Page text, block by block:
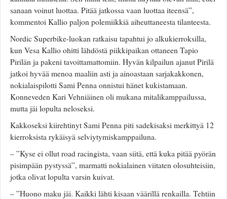
sanaan voinut luottaa. Pitää jatkossa vaan luottaa iteensä”,
kommentoi Kallio paljon polemiikkiä aiheuttaneesta tilanteesta.
Nordic Superbike-luokan ratkaisu tapahtui jo alkukierroksilla,
kun Vesa Kallio ohitti lähdöstä piikkipaikan ottaneen Tapio
Pirilän ja pakeni tavoittamattomiin. Hyvän kilpailun ajanut Pirilä
jatkoi hyvää menoa maaliin asti ja ainoastaan sarjakakkonen,
nokialaispilotti Sami Penna onnistui hänet kukistamaan.
Konneveden Kari Vehniäinen oli mukana mitalikamppailussa,
mutta jäi lopulta neloseksi.
Kakkoseksi kiirehtinyt Sami Penna piti sadekisaksi merkittyä 12
kierroksista rykäisyä selviytymiskamppailuna.
– ”Kyse ei ollut road racingista, vaan siitä, että kuka pitää pyörän
pisimpään pystyssä”, marmatti nokialainen viitaten olosuhteisiin,
jotka olivat lopulta varsin kuivat.
– ”Huono maku jäi. Kaikki lähti kisaan väärillä renkailla. Tehtiin